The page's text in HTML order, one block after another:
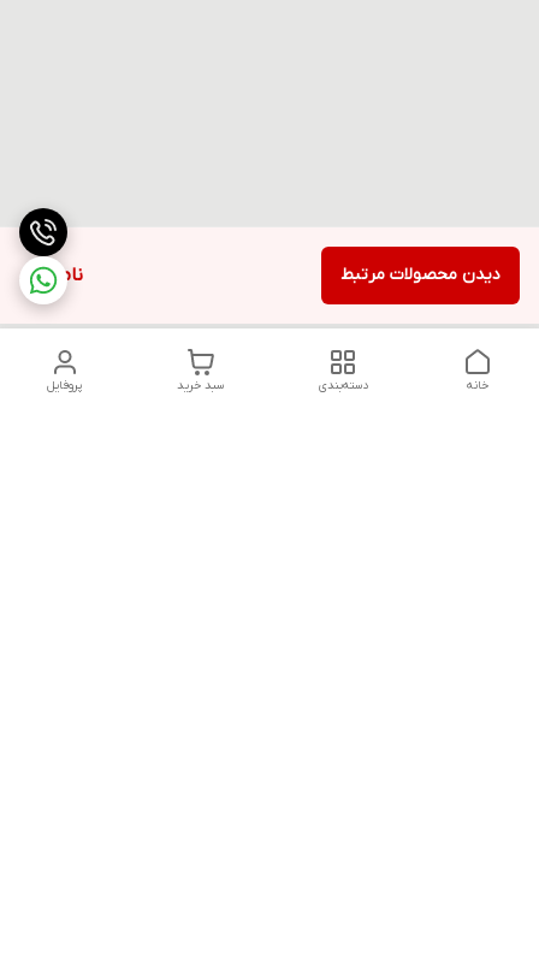
ناموجود دیدن محصولات مرتبط
پروفایل سبد خرید دسته‌بندی خانه